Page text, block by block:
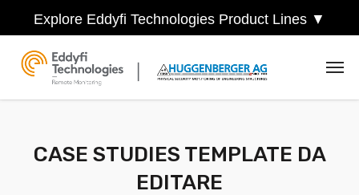
Explore Eddyfi Technologies Product Lines ▼
CASE STUDIES TEMPLATE DA
EDITARE